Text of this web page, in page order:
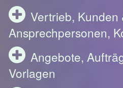
Vertrieb, Kunden
Ansprechpersonen,
Angebote,
Vorlagen